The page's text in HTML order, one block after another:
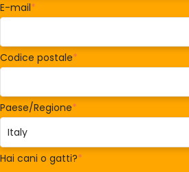
E-mail*
Codice postale*
Paese/Regione*
Hai cani o gatti?*